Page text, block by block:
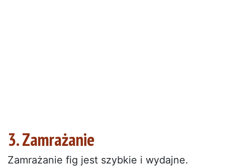
3. Zamrażanie
Zamrażanie fig jest szybkie i wydajne.